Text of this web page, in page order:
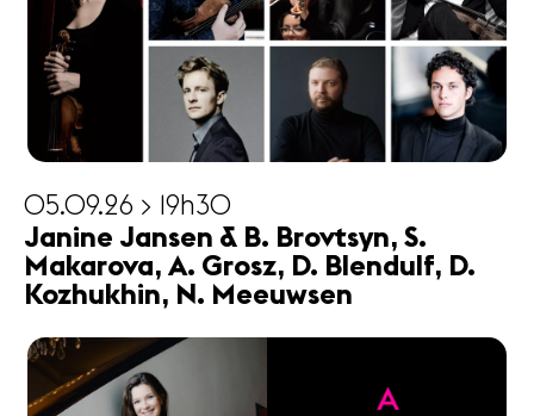
05.09.26 > 19h30
Janine Jansen & B. Brovtsyn, S.
Makarova, A. Grosz, D. Blendulf, D.
Kozhukhin, N. Meeuwsen